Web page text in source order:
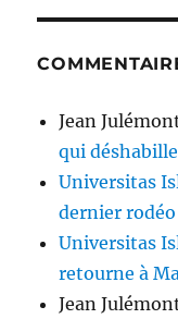
Jean
qui
Universitas
dernier
Universitas
retourne à
Jean